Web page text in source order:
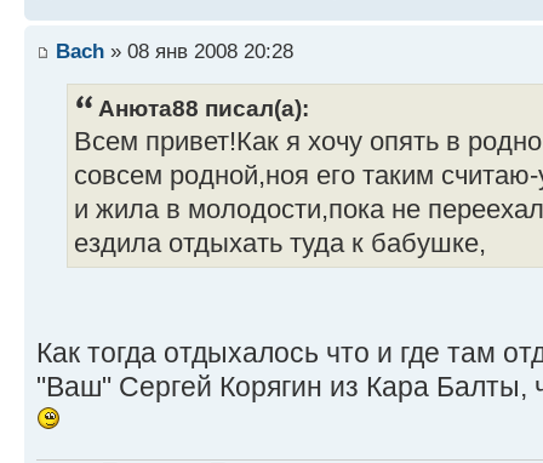
Bach » 08 янв 2008 20:28
Анюта88 писал(а):
Всем привет!Как я хочу опять в
совсем родной,ноя его таким
и жила в молодости,пока не
ездила отдыхать туда к бабушке,
Как тогда отдыхалось что и где там
"Ваш" Сергей Корягин из Кара Балты,